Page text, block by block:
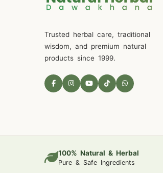
Trusted herbal care, traditional
wisdom, and premium natural
products since 1999.
100% Natural & Herbal
Pure & Safe Ingredients